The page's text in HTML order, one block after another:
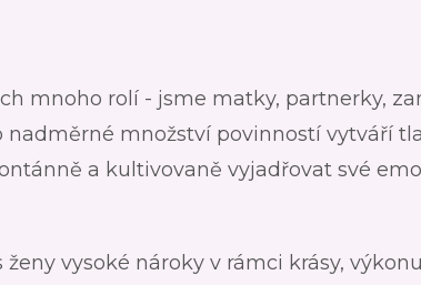
mnoho rolí - jsme matky, partnerky,
množství povinností vytváří
a kultivovaně vyjadřovat své
vysoké nároky v rámci krásy,